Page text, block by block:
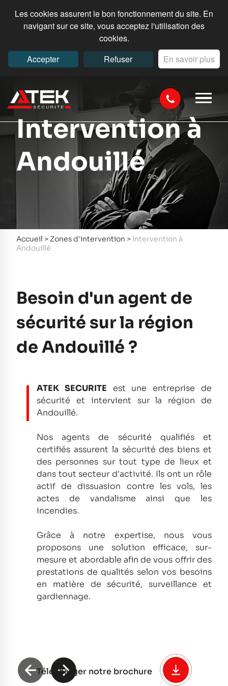
Les cookies assurent le bon fonctionnement du site. En
navigant sur ce site, vous acceptez l'utilisation des
cookies.
Accepter
Refuser En savoir plus
Intervention à
Andouillé
Accueil > Zones d'intervention > Intervention à
Andouillé
Besoin d'un agent de
sécurité sur la région
de Andouillé ?
ATEK SECURITE est une entreprise de
sécurité et intervient sur la région de
Andouillé.
Nos agents de sécurité qualifiés et
certifiés assurent la sécurité des biens et
des personnes sur tout type de lieux et
dans tout secteur d'activité. Ils ont un rôle
actif de dissuasion contre les vols, les
actes de vandalisme ainsi que les
incendies.
Grâce à notre expertise, nous vous
proposons une solution efficace, sur-
mesure et abordable afin de vous offrir des
prestations de qualités selon vos besoins
en matière de sécurité, surveillance et
gardiennage.
Télécharger notre brochure